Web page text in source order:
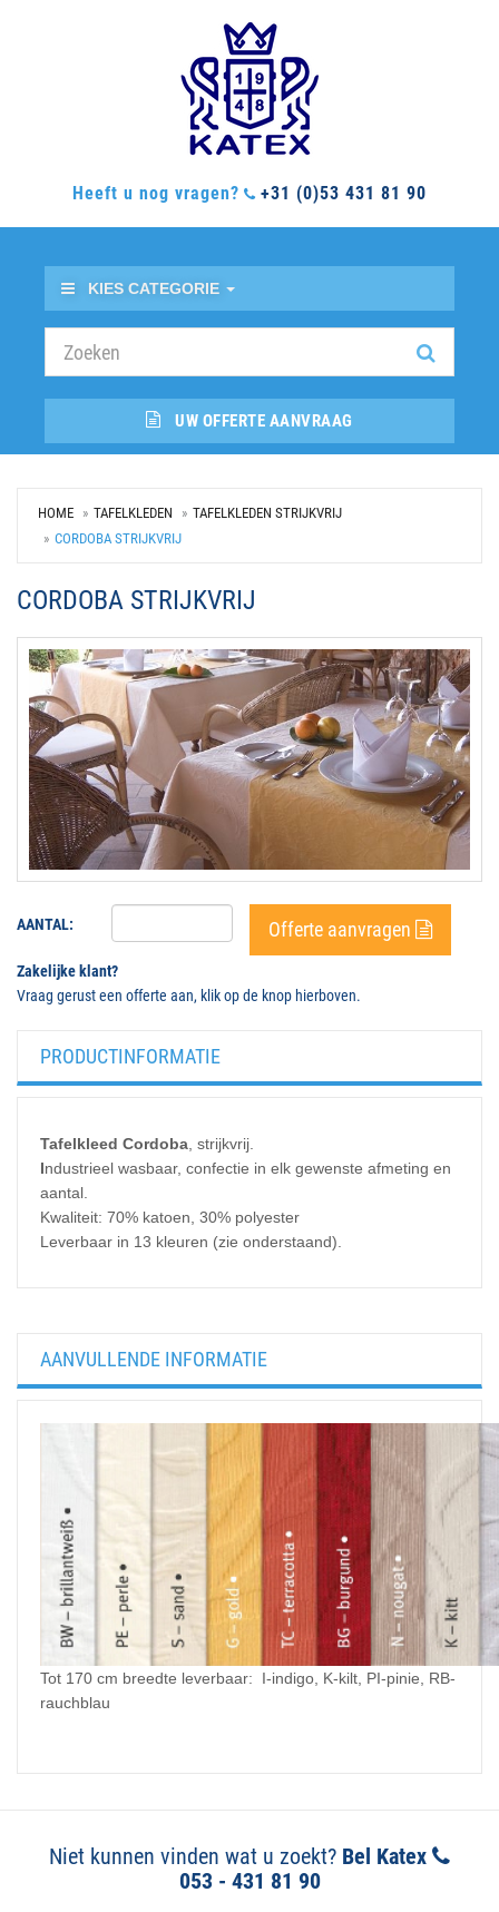
Heeft u nog vragen? +31 (0)53 431 81 90
KIES CATEGORIE
UW OFFERTE AANVRAAG
HOME TAFELKLEDEN
TAFELKLEDEN STRIJKVRIJ
CORDOBA STRIJKVRIJ
CORDOBA STRIJKVRIJ
AANTAL: Offerte aanvragen
Zakelijke klant?
Vraag gerust een offerte aan, klik op de knop hierboven.
PRODUCTINFORMATIE
Tafelkleed Cordoba , strijkvrij.
Industrieel wasbaar, confectie in elk gewenste afmeting en
aantal.
Kwaliteit: 70% katoen, 30% polyester
Leverbaar in 13 kleuren (zie onderstaand).
AANVULLENDE INFORMATIE
Tot 170 cm breedte leverbaar: I-indigo, K-kilt, PI-pinie, RB-
rauchblau
Niet kunnen vinden wat u zoekt? Bel Katex
053 - 431 81 90